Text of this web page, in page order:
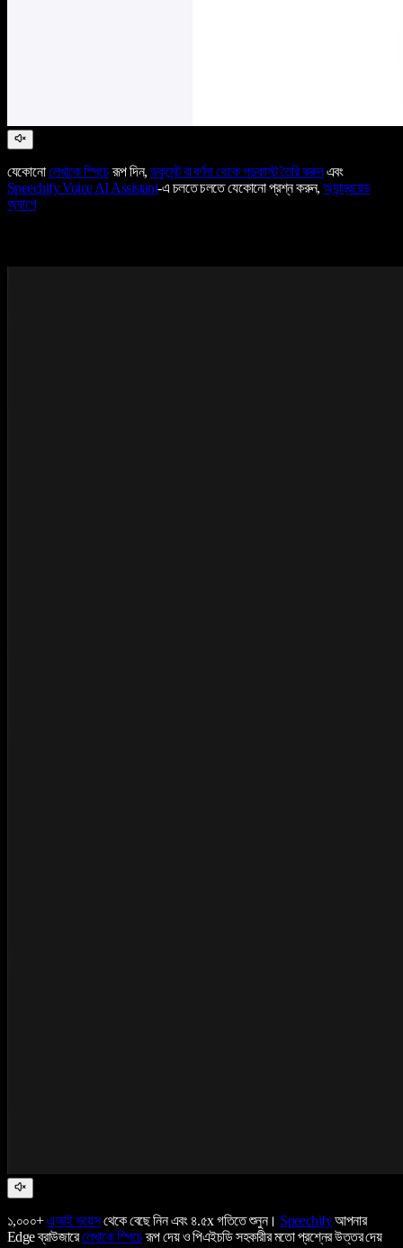
যেকোনোলেখাকে স্পিচেরূপ দিন, ডকুমেন্ট বা বর্ণনা থেকে পডকাস্ট তৈরি করুনএবং
Speechify Voice AI Assistant-এ চলতে চলতে যেকোনো প্রশ্ন করুন,অ্যান্ড্রয়েড
অ্যাপে
১,০০০+এআই ভয়েসথেকে বেছে নিন এবং ৪.৫x গতিতে শুনুন। Speechifyআপনার
Edge ব্রাউজারেলেখাকে স্পিচেরূপ দেয় ও পিএইচডি সহকারীর মতো প্রশ্নের উত্তর দেয়